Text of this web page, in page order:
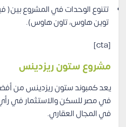
تتنوع الوحدات في المشروع بين(
توين هاوس، تاون هاوس).
[cta]
مشروع ستون ريزدينس
يعد كمبوند ستون ريزدينس من
في مصر للسكن والاستثمار في
في المجال العقاري.